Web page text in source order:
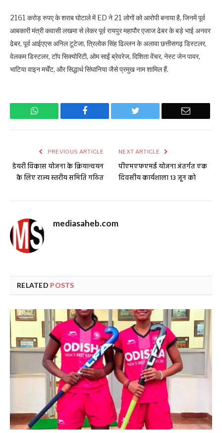
2161 करोड़ रुपए के शराब घोटाले में ED ने 21 लोगों को आरोपी बनाया है, जिनमें पूर्व
आबकारी मंत्री कवासी लखमा से लेकर पूर्व रायपुर महापौर एजाज ढेबर के बड़े भाई अनवर
ढेबर, पूर्व आईएएस अनिल टूटेजा, त्रिलोक सिंह ढिल्लन के अलावा छत्तीसगढ़ डिस्टलर,
वेलकम डिस्टलर, टॉप सिक्योरिटी, ओम साईं ब्रेवरेज, दिशिता वेंचर, नेस्ट जेन पावर,
भाटिया वाइन मर्चेंट, और सिद्धार्थ सिंघानिया जैसे प्रमुख नाम शामिल हैं.
WhatsApp Facebook Twitter Email
PREVIOUS ARTICLE
डेयरी विकास योजना के क्रियान्वयन
के लिए राज्य स्तरीय समिति गठित
NEXT ARTICLE
पीएमएफएमई योजना अंतर्गत एक
दिवसीय कार्यशाला 13 जून को
mediasaheb.com
RELATED POSTS